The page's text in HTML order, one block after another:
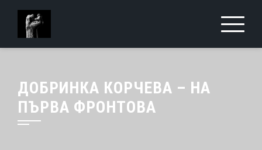
ДОБРИНКА КОРЧЕВА – НА
ПЪРВА ФРОНТОВА